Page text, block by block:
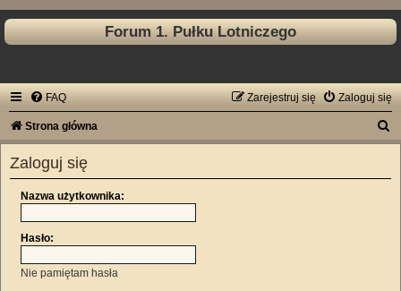
Forum 1. Pułku Lotniczego
FAQ Zaloguj się
Zarejestruj się
Strona główna
Zaloguj się
Nazwa użytkownika:
Hasło:
Nie pamiętam hasła